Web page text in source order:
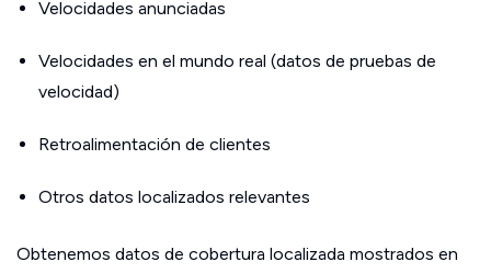
Velocidades anunciadas
Velocidades en el mundo real (datos de pruebas de
velocidad)
Retroalimentación de clientes
Otros datos localizados relevantes
Obtenemos datos de cobertura localizada mostrados en